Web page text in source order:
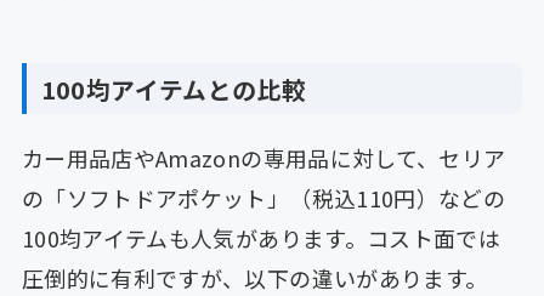
100均アイテムとの比較
カー用品店やAmazonの専用品に対して、セリア
の「ソフトドアポケット」（税込110円）などの
100均アイテムも人気があります。コスト面では
圧倒的に有利ですが、以下の違いがあります。